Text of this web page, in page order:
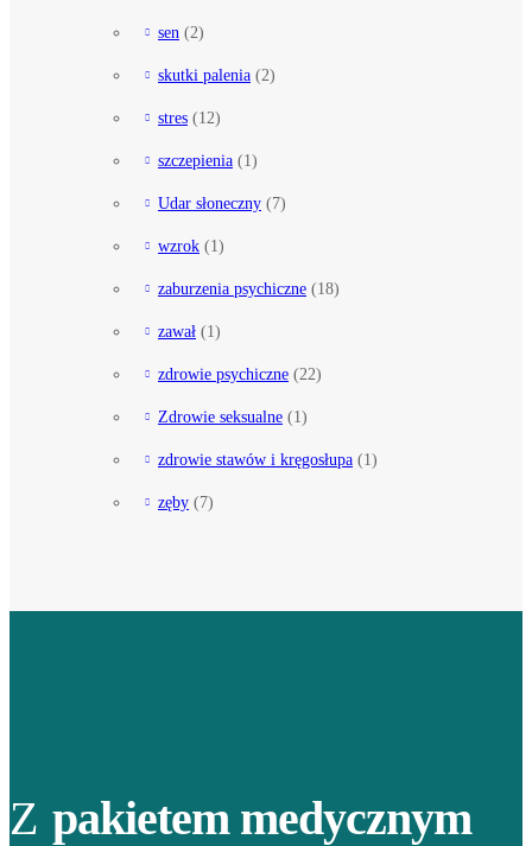
sen (2)
skutki palenia (2)
stres (12)
szczepienia (1)
Udar słoneczny (7)
wzrok (1)
zaburzenia psychiczne (18)
zawał (1)
zdrowie psychiczne (22)
Zdrowie seksualne (1)
zdrowie stawów i kręgosłupa (1)
zęby (7)
Z pakietem medycznym